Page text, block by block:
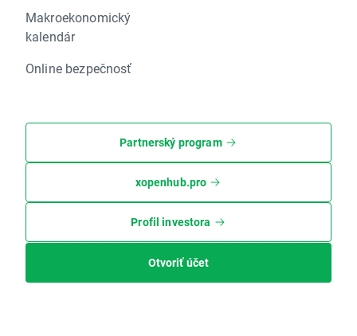
Makroekonomický
kalendár
Online bezpečnosť
Partnerský program
xopenhub.pro
Profil investora
Otvoriť účet